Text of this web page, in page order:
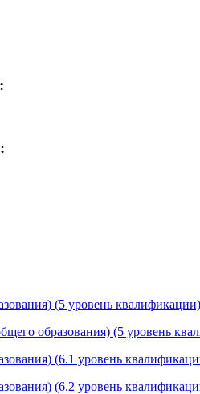
(5 уровень квалификации)
образования) (5 уровень
(6.1 уровень
(6.2 уровень